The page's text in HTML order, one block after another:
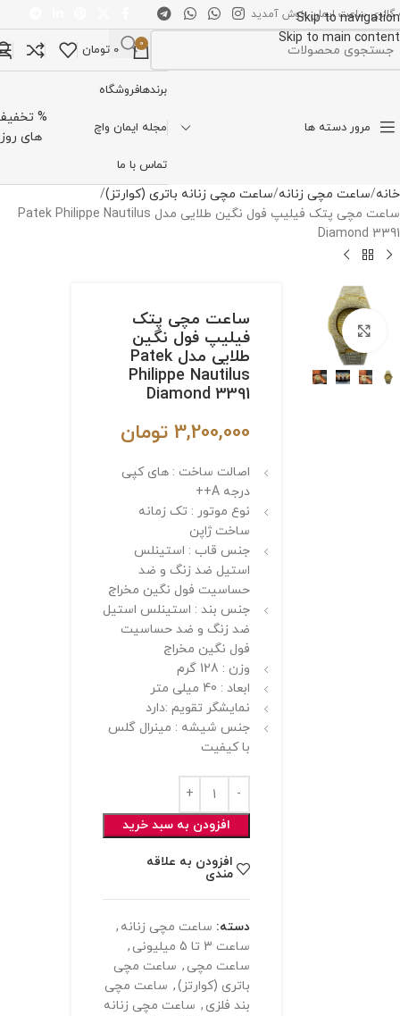
Skip to navigation
Skip to main content
گالری ساعت ایمان خوش آمدید
0
0 تومان
مرور دسته ها
برندهافروشگاه
مجله ایمان واچ
تماس با ما
%
های روز
خانه ساعت مچی زنانه ساعت مچی زنانه باتری (کوارتز)
ساعت مچی پتک فیلیپ فول نگین طلایی مدل Patek Philippe Nautilus
Diamond 3391
برای بزرگنمایی کلیک کنیدساعت مچی پتک
فیلیپ فول نگین
طلایی مدل Patek
Philippe Nautilus
Diamond 3391
3,200,000 تومان
اصالت ساخت : های کپی
درجه A++
نوع موتور : تک زمانه
ساخت ژاپن
جنس قاب : استینلس
استیل ضد زنگ و ضد
حساسیت فول نگین مخراج
جنس بند : استینلس استیل
ضد زنگ و ضد حساسیت
فول نگین مخراج
وزن : 128 گرم
ابعاد : 40 میلی متر
نمایشگر تقویم :دارد
جنس شیشه : مینرال گلس
با کیفیت
افزودن به سبد خرید
افزودن به علاقه
مندی
دسته: ساعت مچی زنانه ,
ساعت 3 تا 5 میلیونی
,
ساعت مچی , ساعت مچی
باتری (کوارتز), ساعت مچی
بند فلزی , ساعت مچی زنانه